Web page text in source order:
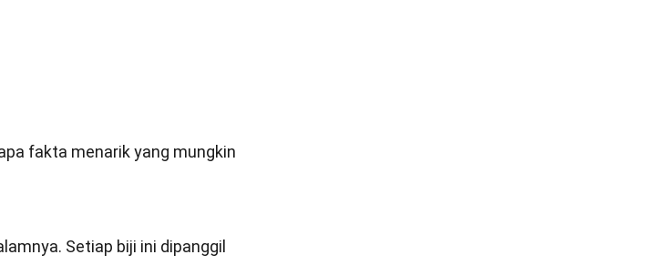
fakta menarik yang mungkin
Setiap biji ini dipanggil